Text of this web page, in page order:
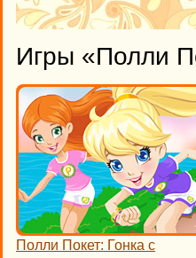
Игры «Полли
Полли Покет: Гонка с